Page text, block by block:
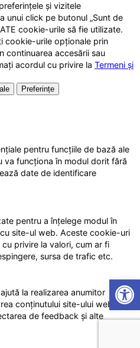
și vizitele
unui click pe butonul „Sunt de
cookie-urile să fie utilizate.
cookie-urile opționale prin
continuarea accesării sau
acordul cu privire la Termeni și
Preferințe
pentru funcțiile de bază ale
va funcționa în modul dorit fără
date de identificare
pentru a înțelege modul în
site-ul web. Aceste cookie-uri
privire la valori, cum ar fi
sursa de trafic etc.
la realizarea anumitor
conținutului site-ului web pe
de feedback și alte